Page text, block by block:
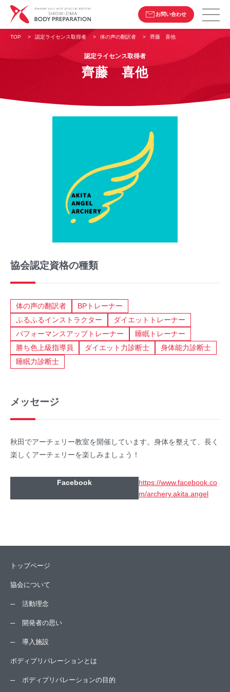
お問い合わせ
TOP > 認定ライセンス取得者 > 体の声の翻訳者 > 齊藤 喜他
認定ライセンス取得者
齊藤 喜他
協会認定資格の種類
体の声の翻訳者
BPトレーナー
ふるふるインストラクター
ダイエットトレーナー
パフォーマンスアップトレーナー
睡眠トレーナー
勝ち色上級指導員
ダイエット力診断士
身体能力診断士
睡眠力診断士
メッセージ
秋田でアーチェリー教室を開催しています。身体を整えて、長く
楽しくアーチェリーを楽しみましょう！
Facebook
https://www.facebook.co
m/archery.akita.angel
トップページ
協会について
活動理念
開発者の思い
導入施設
ボディプリパレーションとは
ボディプリパレーションの目的